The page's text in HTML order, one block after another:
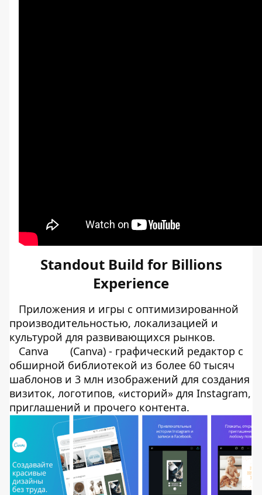
Standout Build for Billions
Experience
Приложения и игры с оптимизированной
производительностью, локализацией и
культурой для развивающихся рынков.
Canva
(Canva) - графический редактор с
обширной библиотекой из более 60 тысяч
шаблонов и 3 млн изображений для создания
визиток, логотипов, «историй» для Instagram,
приглашений и прочего контента.